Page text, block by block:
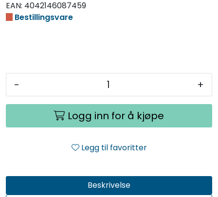
EAN: 4042146087459
Bestillingsvare
- +
Logg inn for å kjøpe
Legg til favoritter
Beskrivelse